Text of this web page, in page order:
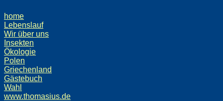
home
Lebenslauf
Wir über uns
Insekten
Ökologie
Polen
Griechenland
Gästebuch
Wahl
www.thomasius.de